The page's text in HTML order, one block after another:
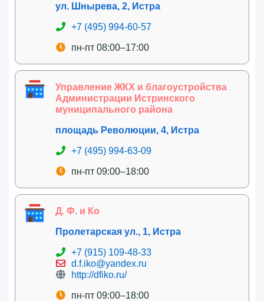
ул. Шнырева, 2, Истра
+7 (495) 994-60-57
пн-пт 08:00–17:00
Управление ЖКХ и благоустройства
Администрации Истринского
муниципального района
площадь Революции, 4, Истра
+7 (495) 994-63-09
пн-пт 09:00–18:00
Д. Ф. и Ко
Пролетарская ул., 1, Истра
+7 (915) 109-48-33
d.f.iko@yandex.ru
http://dfiko.ru/
пн-пт 09:00–18:00